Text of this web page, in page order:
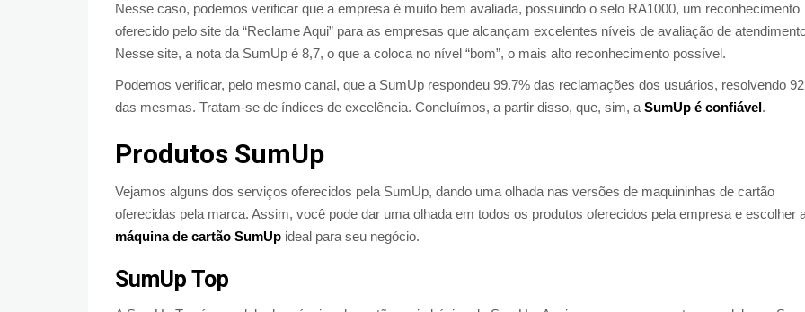
Nesse caso, podemos verificar que a empresa é muito bem avaliada, possuindo o selo RA1000, um reconhecimento
oferecido pelo site da “Reclame Aqui” para as empresas que alcançam excelentes níveis de avaliação de
Nesse site, a nota da SumUp é 8,7, o que a coloca no nível “bom”, o mais alto reconhecimento possível.
Podemos verificar, pelo mesmo canal, que a SumUp respondeu 99.7% das reclamações dos usuários, resolvendo
das mesmas. Tratam-se de índices de excelência. Concluímos, a partir disso, que, sim, a SumUp é confiável.
Produtos SumUp
Vejamos alguns dos serviços oferecidos pela SumUp, dando uma olhada nas versões de maquininhas de cartão
oferecidas pela marca. Assim, você pode dar uma olhada em todos os produtos oferecidos pela empresa e escolher
máquina de cartão SumUp ideal para seu negócio.
SumUp Top